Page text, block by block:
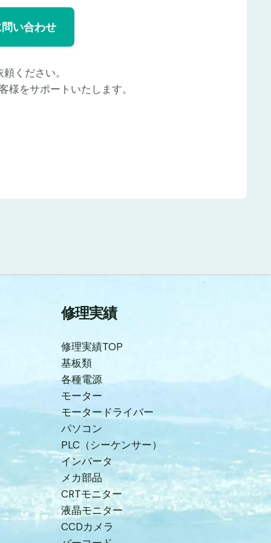
い合わせ
ください。
をサポートいたします。
修理実績
修理実績TOP
基板類
各種電源
モーター
モータードライバー
パソコン
PLC（シーケンサー）
インバータ
メカ部品
CRTモニター
液晶モニター
CCDカメラ